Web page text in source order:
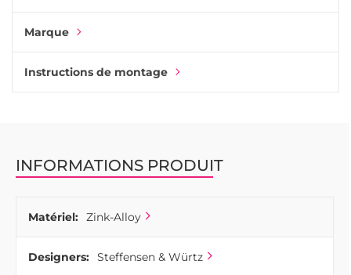
Marque
Instructions de montage
INFORMATIONS PRODUIT
Matériel: Zink-Alloy
Designers: Steffensen & Würtz